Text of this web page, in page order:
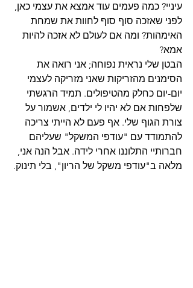
עיניי? כמה פעמים עוד אמצא את עצמי כאן,
לפני שאזכה סוף סוף לחוות את שמחת
האימהות? ומה אם לעולם לא אזכה להיות
אמא?
הבטן שלי נראית נפוחה; אני רואה את
הסימנים מהזריקות שאני מזריקה לעצמי
יום-יום כחלק מהטיפולים. תמיד הרגשתי
שלפחות אם לא יהיו לי ילדים, אשמור על
צורת הגוף שלי. אף פעם לא הייתי צריכה
להתמודד עם "עודפי המשקל" שעליהם
חברותיי התלוננו אחרי לידה. אבל הנה אני,
מלאה ב"עודפי משקל של הריון", בלי תינוק.